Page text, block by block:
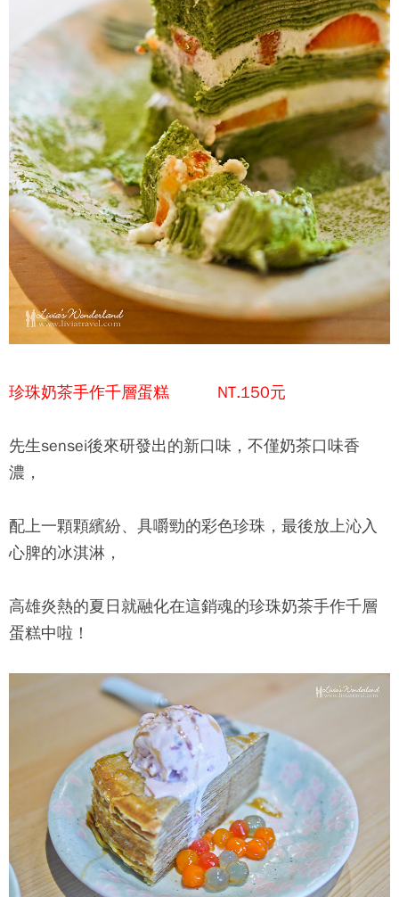
珍珠奶茶手作千層蛋糕 NT.150元
先生sensei後來研發出的新口味，不僅奶茶口味香
濃，
配上一顆顆繽紛、具嚼勁的彩色珍珠，最後放上沁入
心脾的冰淇淋，
高雄炎熱的夏日就融化在這銷魂的珍珠奶茶手作千層
蛋糕中啦！